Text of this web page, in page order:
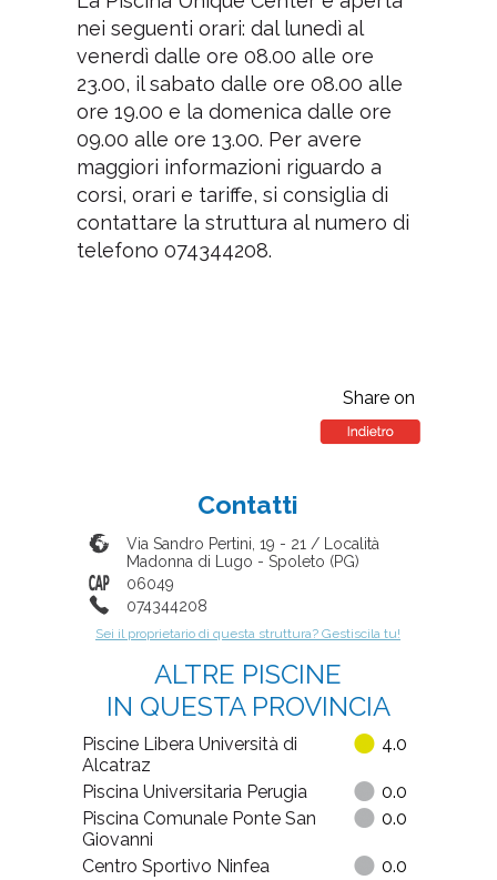
nei seguenti orari: dal lunedì al
venerdì dalle ore 08.00 alle ore
23.00, il sabato dalle ore 08.00 alle
ore 19.00 e la domenica dalle ore
09.00 alle ore 13.00. Per avere
maggiori informazioni riguardo a
corsi, orari e tariffe, si consiglia di
contattare la struttura al numero di
telefono 074344208.
Share on
Contatti
Via Sandro Pertini, 19 - 21 / Località
Madonna di Lugo - Spoleto (PG)
06049
074344208
Sei il proprietario di questa struttura? Gestiscila tu!
ALTRE PISCINE
IN QUESTA PROVINCIA
Piscine Libera Università di
Alcatraz
4.0
Piscina Universitaria Perugia
0.0
Piscina Comunale Ponte San
Giovanni
0.0
Centro Sportivo Ninfea
0.0